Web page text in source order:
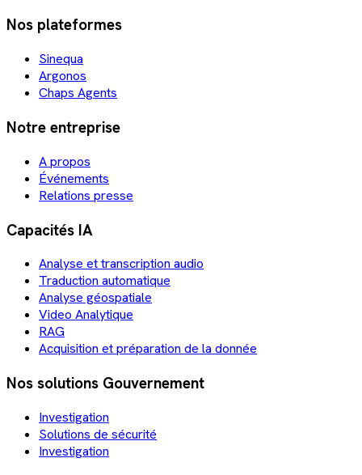
Nos plateformes
Sinequa
Argonos
Chaps Agents
Notre entreprise
A propos
Événements
Relations presse
Capacités IA
Analyse et transcription audio
Traduction automatique
Analyse géospatiale
Video Analytique
RAG
Acquisition et préparation de la donnée
Nos solutions Gouvernement
Investigation
Solutions de sécurité
Investigation